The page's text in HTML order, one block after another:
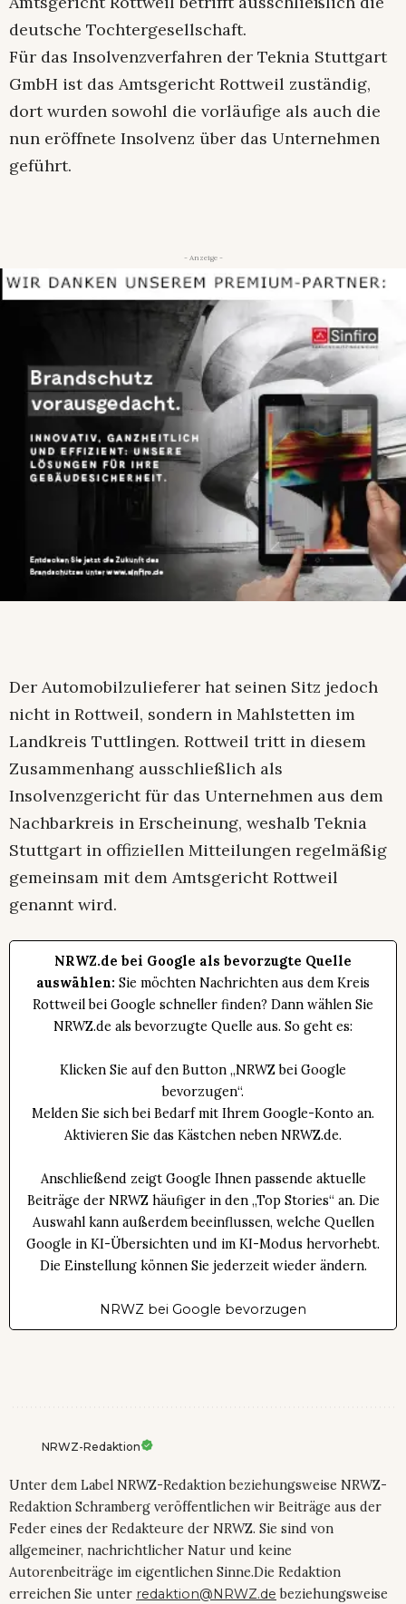
deutsche Tochtergesellschaft.
Für das Insolvenzverfahren der Teknia Stuttgart
GmbH ist das Amtsgericht Rottweil zuständig,
dort wurden sowohl die vorläufige als auch die
nun eröffnete Insolvenz über das Unternehmen
geführt.
- Anzeige -
Der Automobilzulieferer hat seinen Sitz jedoch
nicht in Rottweil, sondern in Mahlstetten im
Landkreis Tuttlingen. Rottweil tritt in diesem
Zusammenhang ausschließlich als
Insolvenzgericht für das Unternehmen aus dem
Nachbarkreis in Erscheinung, weshalb Teknia
Stuttgart in offiziellen Mitteilungen regelmäßig
gemeinsam mit dem Amtsgericht Rottweil
genannt wird.
NRWZ.de bei Google als bevorzugte Quelle
auswählen: Sie möchten Nachrichten aus dem Kreis
Rottweil bei Google schneller finden? Dann wählen Sie
NRWZ.de als bevorzugte Quelle aus. So geht es:
Klicken Sie auf den Button „NRWZ bei Google
bevorzugen“.
Melden Sie sich bei Bedarf mit Ihrem Google-Konto an.
Aktivieren Sie das Kästchen neben NRWZ.de.
Anschließend zeigt Google Ihnen passende aktuelle
Beiträge der NRWZ häufiger in den „Top Stories“ an. Die
Auswahl kann außerdem beeinflussen, welche Quellen
Google in KI-Übersichten und im KI-Modus hervorhebt.
Die Einstellung können Sie jederzeit wieder ändern.
NRWZ bei Google bevorzugen
NRWZ-Redaktion
Unter dem Label NRWZ-Redaktion beziehungsweise NRWZ-
Redaktion Schramberg veröffentlichen wir Beiträge aus der
Feder eines der Redakteure der NRWZ. Sie sind von
allgemeiner, nachrichtlicher Natur und keine
Autorenbeiträge im eigentlichen Sinne.Die Redaktion
erreichen Sie unter redaktion@NRWZ.de beziehungsweise